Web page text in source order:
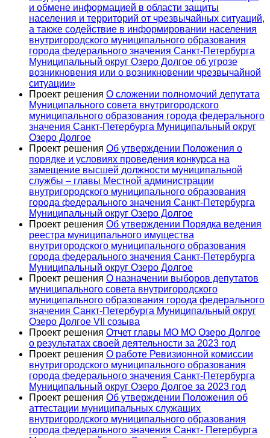
и обмене информацией в области защиты
населения и территорий от чрезвычайных ситуаций,
а также содействие в информировании населения
внутригородского муниципального образования
города федерального значения Санкт-Петербурга
Муниципальный округ Озеро Долгое об угрозе
возникновения или о возникновении чрезвычайной
ситуации»
Проект решения О сложении полномочий депутата
Муниципального совета внутригородского
муниципального образования города федерального
значения Санкт-Петербурга Муниципальный округ
Озеро Долгое
Проект решения Об утверждении Положения о
порядке и условиях проведения конкурса на
замещение высшей должности муниципальной
службы – главы Местной администрации
внутригородского муниципального образования
города федерального значения Санкт-Петербурга
Муниципальный округ Озеро Долгое
Проект решения Об утверждении Порядка ведения
реестра муниципального имущества
внутригородского муниципального образования
города федерального значения Санкт-Петербурга
Муниципальный округ Озеро Долгое
Проект решения О назначении выборов депутатов
муниципального совета внутригородского
муниципального образования города федерального
значения Санкт-Петербурга Муниципальный округ
Озеро Долгое VII созыва
Проект решения Отчет главы МО МО Озеро Долгое
о результатах своей деятельности за 2023 год
Проект решения О работе Ревизионной комиссии
внутригородского муниципального образования
города федерального значения Санкт-Петербурга
Муниципальный округ Озеро Долгое за 2023 год
Проект решения Об утверждении Положения об
аттестации муниципальных служащих
внутригородского муниципального образования
города федерального значения Санкт- Петербурга